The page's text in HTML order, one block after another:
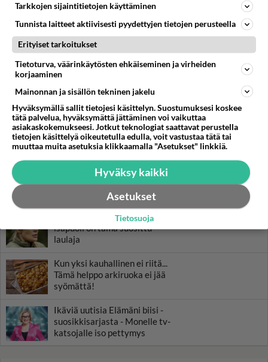
LUETUIMMAT
Muistatko? Kädestä suuhun
elävä Satu sai jättimäisen
rahasalkun Henry-
miljonääriltä
Luetuimmat: Aarne Pelkonen
ja Noora Louhimo vihdoinkin
yhdessä - Tätä moni jo odotti
Tiesitkö? Martina Aitolehden
isäpuoli on tämä suosittu
laulaja
Kun yksi kauhallinen ei riitä...
Tämä helppo arkiruoka ei jää
syömättä!
Ikäviä uutisia Elämäni biisi -
suosikkisarjasta - Monelle tv-
katsojalle iso pettymys
Tarkkojen sijaintitietojen käyttäminen
Tunnista laitteet aktiivisesti pyydettyjen tietojen perusteella
Erityiset tarkoitukset
Tietoturva, väärinkäytösten ehkäiseminen ja virheiden
korjaaminen
Mainonnan ja sisällön tekninen jakelu
Hyväksymällä sallit tietojesi käsittelyn. Suostumuksesi koskee
tätä palvelua, hyväksymättä jättäminen voi vaikuttaa
asiakaskokemukseesi. Jotkut teknologiat saattavat perustella
tietojen käsittelyä oikeutetulla edulla, voit vastustaa tätä tai
muuttaa muita asetuksia klikkaamalla "Asetukset" linkkiä.
Hyväksy kaikki
Asetukset
Tietosuoja